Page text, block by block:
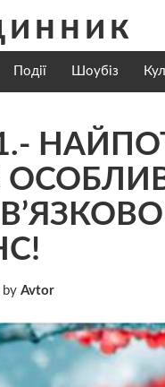
Події Шоубіз
by Avtor